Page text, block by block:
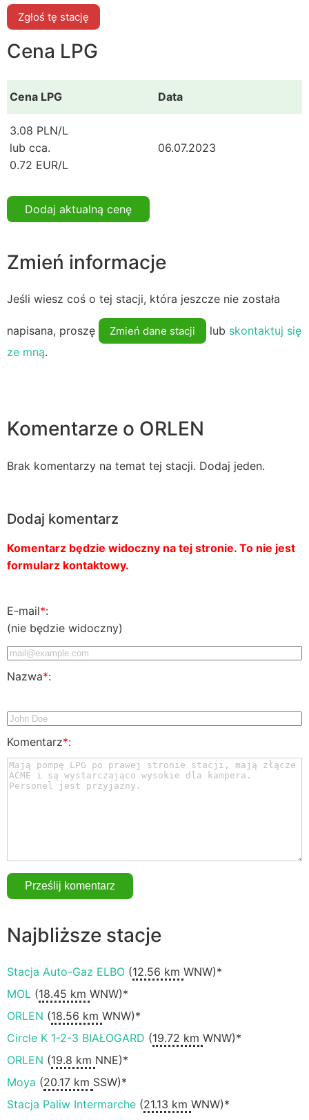
Zgłoś tę stację
Cena LPG
Cena LPG Data
3.08 PLN/L
lub cca.
0.72 EUR/L
06.07.2023
Dodaj aktualną cenę
Zmień informacje
Jeśli wiesz coś o tej stacji, która jeszcze nie została
napisana, proszę Zmień dane stacji lub skontaktuj się
ze mną.
Komentarze o ORLEN
Brak komentarzy na temat tej stacji. Dodaj jeden.
Dodaj komentarz
Komentarz będzie widoczny na tej stronie. To nie jest
formularz kontaktowy.
E-mail*:
(nie będzie widoczny)
Nazwa*:
Komentarz*:
Najbliższe stacje
Stacja Auto-Gaz ELBO (12.56 km WNW)*
MOL (18.45 km WNW)*
ORLEN (18.56 km WNW)*
Circle K 1-2-3 BIAŁOGARD (19.72 km WNW)*
ORLEN (19.8 km NNE)*
Moya (20.17 km SSW)*
Stacja Paliw Intermarche (21.13 km WNW)*